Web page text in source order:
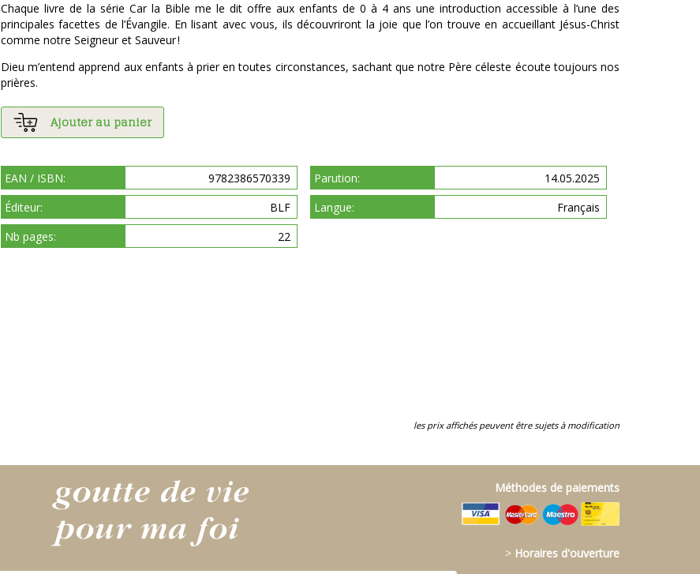
Chaque livre de la série Car la Bible me le dit offre aux enfants de 0 à 4 ans une introduction accessible à l’une des
principales facettes de l’Évangile. En lisant avec vous, ils découvriront la joie que l’on trouve en accueillant Jésus-Christ
comme notre Seigneur et Sauveur !
Dieu m’entend apprend aux enfants à prier en toutes circonstances, sachant que notre Père céleste écoute toujours nos
prières.
Ajouter au panier
EAN / ISBN: 9782386570339 Parution:
14.05.2025
Éditeur:
BLF Langue:
Français
Nb pages:
22
les prix affichés peuvent être sujets à modification
Méthodes de paiements
> Horaires d'ouverture